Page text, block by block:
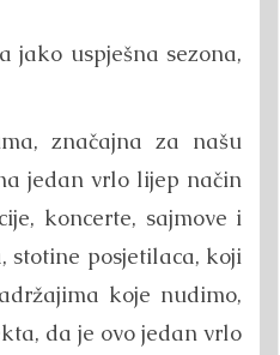
jako uspješna sezona,
značajna za našu
jedan vrlo lijep način
koncerte, sajmove i
stotine posjetilaca, koji
koje nudimo,
da je ovo jedan vrlo